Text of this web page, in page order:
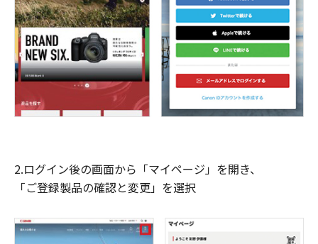
2.ログイン後の画面から「マイページ」を開き、
「ご登録製品の確認と変更」を選択